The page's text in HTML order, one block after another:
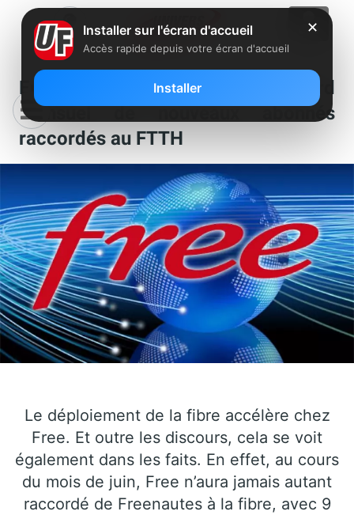
En juin, Free a battu son record
mensuel de nouveaux abonnés
raccordés au FTTH
Le déploiement de la fibre accélère chez
Free. Et outre les discours, cela se voit
également dans les faits. En effet, au cours
du mois de juin, Free n’aura jamais autant
raccordé de Freenautes à la fibre, avec 9
✕
Installer sur l'écran d'accueil
Accès rapide depuis votre écran d'accueil
Installer